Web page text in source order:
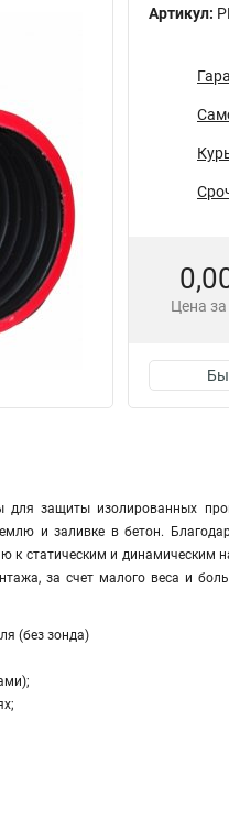
Артикул:
Цена
защиты изолированных
и заливке в бетон.
к статическим и
за счет малого веса и
(без зонда)